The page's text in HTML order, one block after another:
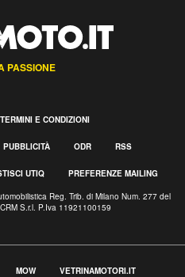
PASSIONE
TERMINI E CONDIZIONI
PUBBLICITÀ ODR RSS
UTIQ PREFERENZE MAILING
Reg. Trib. di Milano Num. 277 del
S.r.l. P.Iva 11921100159
MOW VETRINAMOTORI.IT